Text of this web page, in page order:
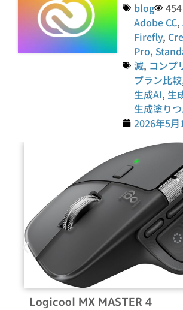
blog
454
Adobe CC,
Firefly,
Pro,
減, コンプ
プラン比較
生成AI, 生
生成塗り
2026年5月
Logicool MX MASTER 4